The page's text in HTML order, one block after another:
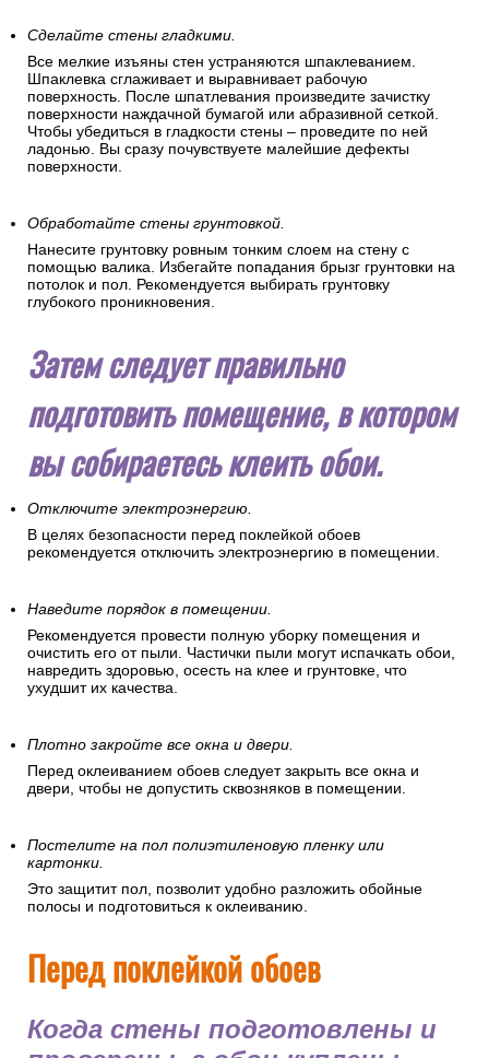
Сделайте стены гладкими.
Все мелкие изъяны стен устраняются шпаклеванием.
Шпаклевка сглаживает и выравнивает рабочую
поверхность. После шпатлевания произведите зачистку
поверхности наждачной бумагой или абразивной сеткой.
Чтобы убедиться в гладкости стены – проведите по ней
ладонью. Вы сразу почувствуете малейшие дефекты
поверхности.
Обработайте стены грунтовкой.
Нанесите грунтовку ровным тонким слоем на стену с
помощью валика. Избегайте попадания брызг грунтовки на
потолок и пол. Рекомендуется выбирать грунтовку
глубокого проникновения.
Затем следует правильно
подготовить помещение, в котором
вы собираетесь клеить обои.
Отключите электроэнергию.
В целях безопасности перед поклейкой обоев
рекомендуется отключить электроэнергию в помещении.
Наведите порядок в помещении.
Рекомендуется провести полную уборку помещения и
очистить его от пыли. Частички пыли могут испачкать обои,
навредить здоровью, осесть на клее и грунтовке, что
ухудшит их качества.
Плотно закройте все окна и двери.
Перед оклеиванием обоев следует закрыть все окна и
двери, чтобы не допустить сквозняков в помещении.
Постелите на пол полиэтиленовую пленку или
картонки.
Это защитит пол, позволит удобно разложить обойные
полосы и подготовиться к оклеиванию.
Перед поклейкой обоев
Когда стены подготовлены и